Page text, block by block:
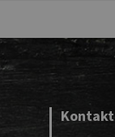
Kontakt